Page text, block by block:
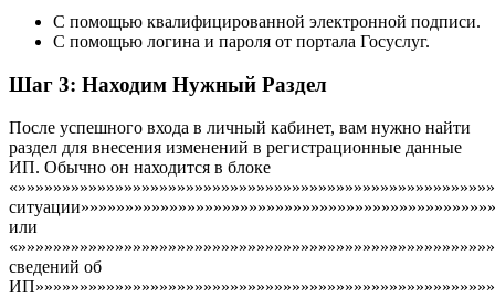
С помощью квалифицированной электронной подписи.
С помощью логина и пароля от портала Госуслуг.
Шаг 3: Находим Нужный Раздел
После успешного входа в личный кабинет, вам нужно найти
раздел для внесения изменений в регистрационные данные
ИП. Обычно он находится в блоке
или
сведений об